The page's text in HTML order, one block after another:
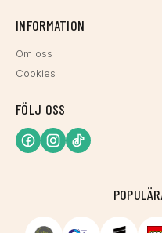
INFORMATION
Om oss
Cookies
FÖLJ OSS